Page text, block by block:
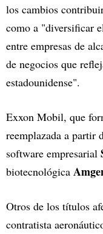
los cambios
como a "diversificar
entre empresas de
de negocios que
estadounidense".
Exxon Mobil, que
reemplazada a partir
software empresarial
biotecnológica
Otros de los títulos
contratista